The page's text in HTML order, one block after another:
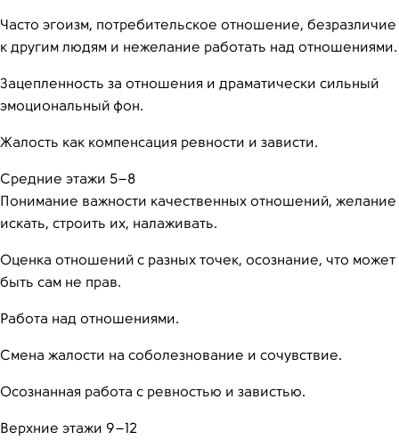
Часто эгоизм, потребительское отношение, безразличие
к другим людям и нежелание работать над отношениями.
Зацепленность за отношения и драматически сильный
эмоциональный фон.
Жалость как компенсация ревности и зависти.
Средние этажи 5–8
Понимание важности качественных отношений, желание
искать, строить их, налаживать.
Оценка отношений с разных точек, осознание, что может
быть сам не прав.
Работа над отношениями.
Смена жалости на соболезнование и сочувствие.
Осознанная работа с ревностью и завистью.
Верхние этажи 9–12